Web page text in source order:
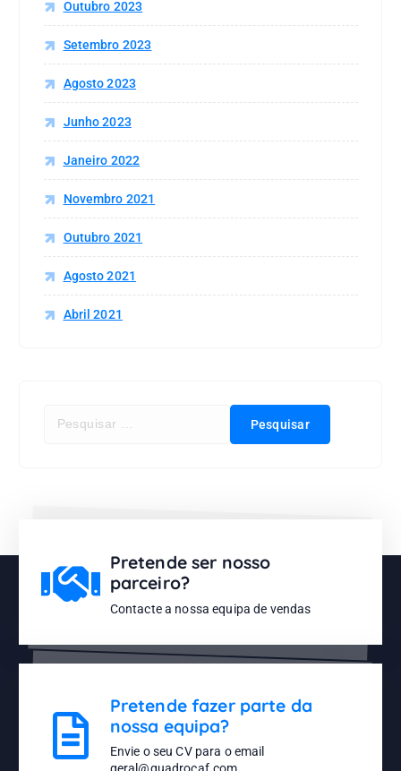
Outubro 2023
Setembro 2023
Agosto 2023
Junho 2023
Janeiro 2022
Novembro 2021
Outubro 2021
Agosto 2021
Abril 2021
Pretende ser nosso
parceiro?
Contacte a nossa equipa de vendas
Pretende fazer parte da
nossa equipa?
Envie o seu CV para o email
geral@quadrocaf.com